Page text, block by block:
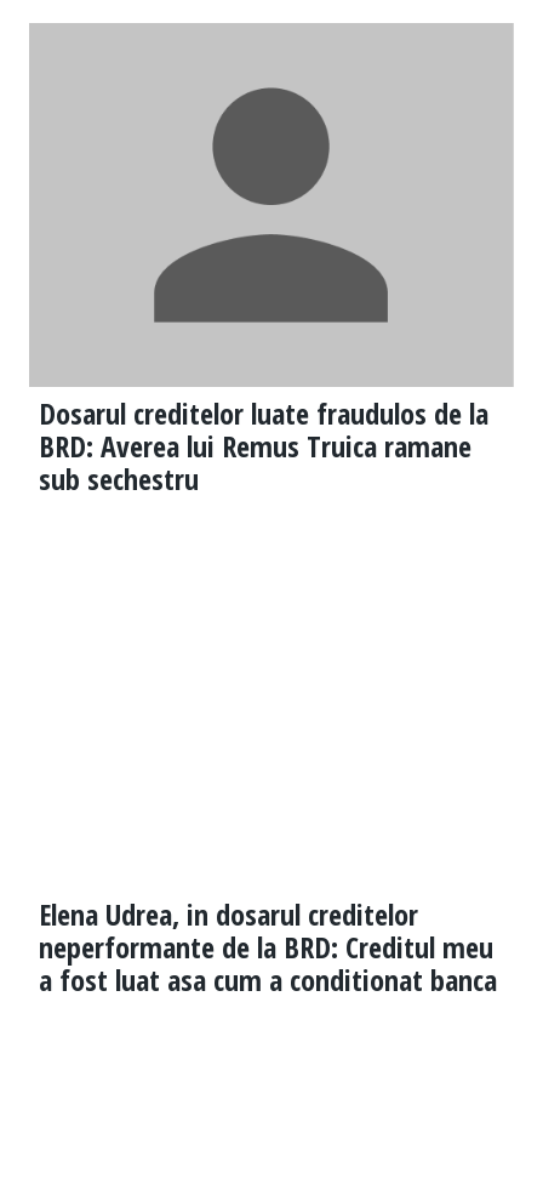
Dosarul creditelor luate fraudulos de la
BRD: Averea lui Remus Truica ramane
sub sechestru
Elena Udrea, in dosarul creditelor
neperformante de la BRD: Creditul meu
a fost luat asa cum a conditionat banca